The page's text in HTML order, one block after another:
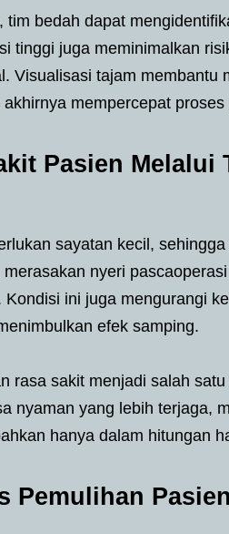
bedah dapat
tinggi juga meminimalkan
Visualisasi tajam membantu
mempercepat
Pasien Melalui
sayatan kecil,
nyeri
ini juga mengurangi
efek samping.
rasa sakit menjadi salah
nyaman yang lebih terjaga,
hanya dalam hitungan
Pemulihan